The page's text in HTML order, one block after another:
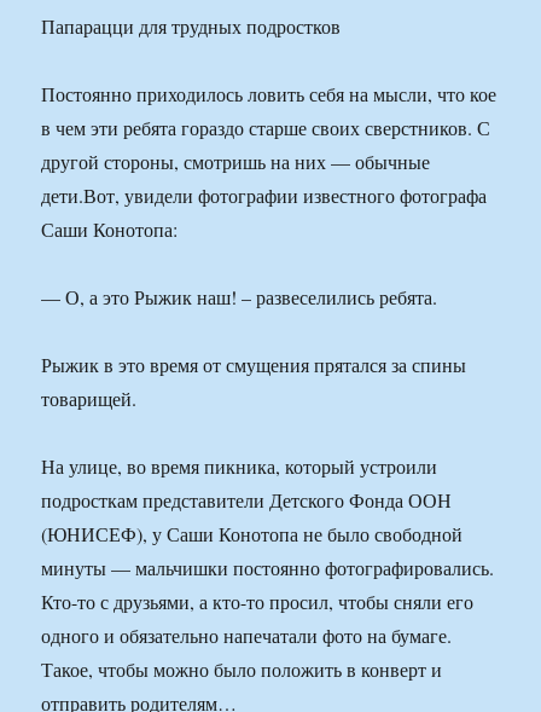
Папарацци для трудных подростков
Постоянно приходилось ловить себя на мысли, что кое
в чем эти ребята гораздо старше своих сверстников. С
другой стороны, смотришь на них — обычные
дети.Вот, увидели фотографии известного фотографа
Саши Конотопа:
— О, а это Рыжик наш! – развеселились ребята.
Рыжик в это время от смущения прятался за спины
товарищей.
На улице, во время пикника, который устроили
подросткам представители Детского Фонда ООН
(ЮНИСЕФ), у Саши Конотопа не было свободной
минуты — мальчишки постоянно фотографировались.
Кто-то с друзьями, а кто-то просил, чтобы сняли его
одного и обязательно напечатали фото на бумаге.
Такое, чтобы можно было положить в конверт и
отправить родителям…